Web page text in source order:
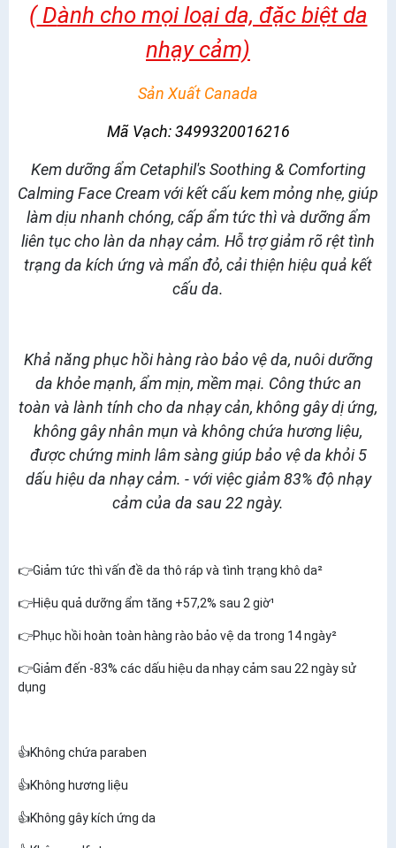
(Dành cho mọi loại da, đặc biệt da
nhạy cảm)
Sản Xuất Canada
Mã Vạch: 3499320016216
Kem dưỡng ẩm Cetaphil's Soothing & Comforting
Calming Face Cream với kết cấu kem mỏng nhẹ, giúp
làm dịu nhanh chóng, cấp ẩm tức thì và dưỡng ẩm
liên tục cho làn da nhạy cảm. Hỗ trợ giảm rõ rệt tình
trạng da kích ứng và mẩn đỏ, cải thiện hiệu quả kết
cấu da.
Khả năng phục hồi hàng rào bảo vệ da, nuôi dưỡng
da khỏe mạnh, ẩm mịn, mềm mại. Công thức an
toàn và lành tính cho da nhạy cản, không gây dị ứng,
không gây nhân mụn và không chứa hương liệu,
được chứng minh lâm sàng giúp bảo vệ da khỏi 5
dấu hiệu da nhạy cảm. - với việc giảm 83% độ nhạy
cảm của da sau 22 ngày.
👉Giảm tức thì vấn đề da thô ráp và tình trạng khô da²
👉Hiệu quả dưỡng ẩm tăng +57,2% sau 2 giờ¹
👉Phục hồi hoàn toàn hàng rào bảo vệ da trong 14 ngày²
👉Giảm đến -83% các dấu hiệu da nhạy cảm sau 22 ngày sử
dụng
👍Không chứa paraben
👍Không hương liệu
👍Không gây kích ứng da